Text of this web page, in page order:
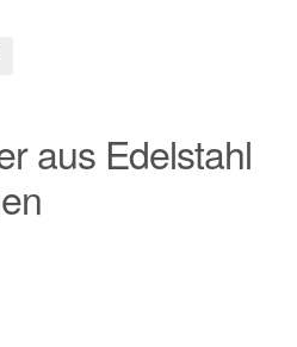
aus Edelstahl